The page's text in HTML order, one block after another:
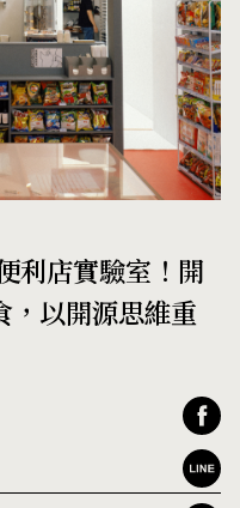
利店實驗室！開
，以開源思維重